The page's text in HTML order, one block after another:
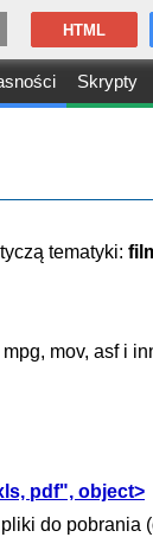
Skrypty
HTML
tematyki:
mov, asf i
pdf", object>
do pobrania